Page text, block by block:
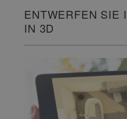
ENTWERFEN SIE
IN 3D